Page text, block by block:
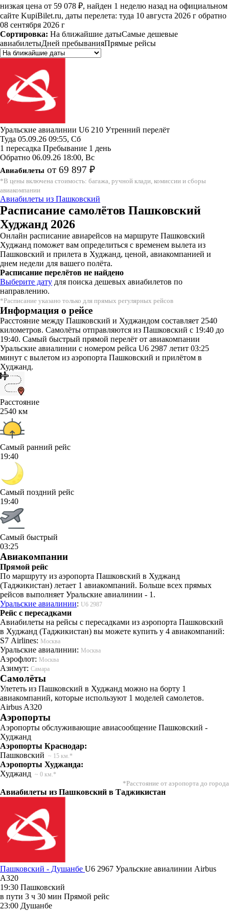
низкая цена от 59 078 ₽, найден 1 неделю назад на официальном
сайте KupiBilet.ru, даты перелета: туда 10 августа 2026 г обратно
08 сентября 2026 г
Сортировка: На ближайшие датыСамые дешевые
авиабилетыДней пребыванияПрямые рейсы
Уральские авиалинии U6 210 Утренний перелёт
Туда 05.09.26 09:55, Сб
1 пересадка Пребывание 1 день
Обратно 06.09.26 18:00, Вс
Авиабилеты от 69 897 ₽
*В цены включена стоимость: багажа, ручной клади, комиссии и сборы
авиакомпании
Авиабилеты из Пашковский
Расписание самолётов Пашковский
Худжанд 2026
Онлайн расписание авиарейсов на маршруте Пашковский
Худжанд поможет вам определиться с временем вылета из
Пашковский и прилета в Худжанд, ценой, авиакомпанией и
днем недели для вашего полёта.
Расписание перелётов не найдено
Выберите дату для поиска дешевых авиабилетов по
направлению.
*Расписание указано только для прямых регулярных рейсов
Информация о рейсе
Расстояние между Пашковский и Худжандом составляет 2540
километров. Самолёты отправляются из Пашковский с 19:40 до
19:40. Самый быстрый прямой перелёт от авиакомпании
Уральские авиалинии с номером рейса U6 2987 летит 03:25
минут с вылетом из аэропорта Пашковский и прилётом в
Худжанд.
Расстояние
2540 км
Самый ранний рейс
19:40
Самый поздний рейс
19:40
Самый быстрый
03:25
Авиакомпании
Прямой рейс
По маршруту из аэропорта Пашковский в Худжанд
(Таджикистан) летает 1 авиакомпаний. Больше всех прямых
рейсов выполняет Уральские авиалинии - 1.
Уральские авиалинии: U6 2987
Рейс с пересадками
Авиабилеты на рейсы с пересадками из аэропорта Пашковский
в Худжанд (Таджикистан) вы можете купить у 4 авиакомпаний:
S7 Airlines: Москва
Уральские авиалинии: Москва
Аэрофлот: Москва
Азимут: Самара
Самолёты
Улететь из Пашковский в Худжанд можно на борту 1
авиакомпаний, которые используют 1 моделей самолетов.
Airbus A320
Аэропорты
Аэропорты обслуживающие авиасообщение Пашковский -
Худжанд
Аэропорты Краснодар:
Пашковский ~ 15 км.*
Аэропорты Худжанда:
Худжанд ~ 0 км.*
*Расстояние от аэропорта до города
Авиабилеты из Пашковский в Таджикистан
Пашковский - Душанбе U6 2967 Уральские авиалинии Airbus
A320
19:30 Пашковский
в пути 3 ч 30 мин Прямой рейс
23:00 Душанбе